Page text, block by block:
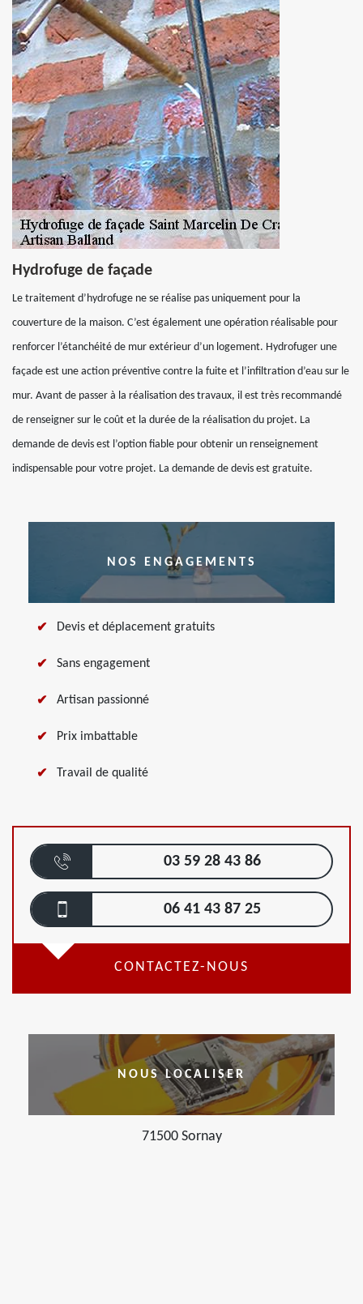
Hydrofuge de façade
Le traitement d’hydrofuge ne se réalise pas uniquement pour la
couverture de la maison. C’est également une opération réalisable pour
renforcer l’étanchéité de mur extérieur d’un logement. Hydrofuger une
façade est une action préventive contre la fuite et l’infiltration d’eau sur le
mur. Avant de passer à la réalisation des travaux, il est très recommandé
de renseigner sur le coût et la durée de la réalisation du projet. La
demande de devis est l’option fiable pour obtenir un renseignement
indispensable pour votre projet. La demande de devis est gratuite.
NOS ENGAGEMENTS
Devis et déplacement gratuits
Sans engagement
Artisan passionné
Prix imbattable
Travail de qualité
03 59 28 43 86
06 41 43 87 25
CONTACTEZ-NOUS
NOUS LOCALISER
71500 Sornay